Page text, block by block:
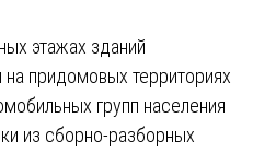
этажах зданий
на придомовых территориях
групп населения
из сборно-разборных